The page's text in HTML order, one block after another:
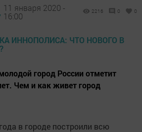
11 января 2020 -
16:00
2216 0 0
город России отметит
Чем и как живет город
в городе построили всю